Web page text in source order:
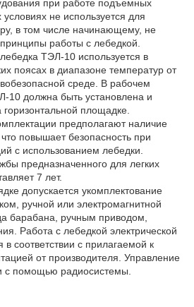
при работе подъемных
условиях не используется для
в том числе начинающему, не
принципы работы с лебедкой.
ТЭЛ-10 используется в
поясах в диапазоне температур от
среде. В рабочем
10 должна быть установлена и
площадке.
предполагают наличие
повышает безопасность при
с использованием лебедки.
предназначенного для легких
7 лет.
допускается укомплектование
ручной или электромагнитной
барабана, ручным приводом,
Работа с лебедкой электрической
соответствии с прилагаемой к
от производителя. Управление
с помощью радиосистемы.